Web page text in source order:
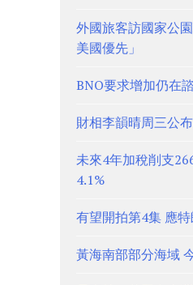
外國旅客訪國家公
美國優先」
BNO要求增加仍在
財相李韻晴周三公
未來4年加稅削支
4.1%
有望開拍第4集 應
黃海南部部分海域